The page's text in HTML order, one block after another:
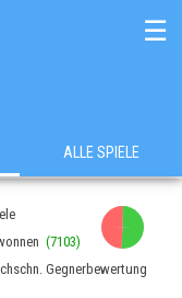
☰
ALLE SPIELE
(7103)
Gegnerbewertung